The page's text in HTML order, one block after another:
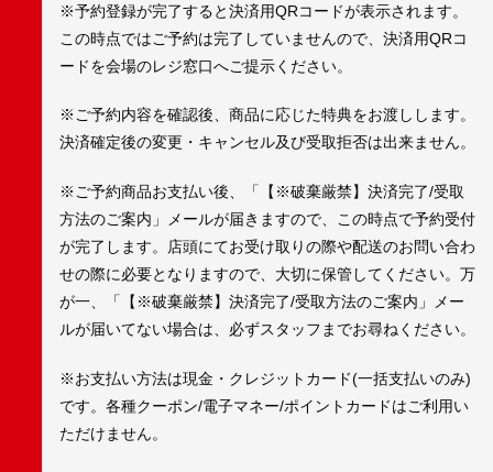
※予約登録が完了すると決済用QRコードが表示されます。
この時点ではご予約は完了していませんので、決済用QRコ
ードを会場のレジ窓口へご提示ください。
※ご予約内容を確認後、商品に応じた特典をお渡しします。
決済確定後の変更・キャンセル及び受取拒否は出来ません。
※ご予約商品お支払い後、「【※破棄厳禁】決済完了/受取
方法のご案内」メールが届きますので、この時点で予約受付
が完了します。店頭にてお受け取りの際や配送のお問い合わ
せの際に必要となりますので、大切に保管してください。万
が一、「【※破棄厳禁】決済完了/受取方法のご案内」メー
ルが届いてない場合は、必ずスタッフまでお尋ねください。
※お支払い方法は現金・クレジットカード(一括支払いのみ)
です。各種クーポン/電子マネー/ポイントカードはご利用い
ただけません。